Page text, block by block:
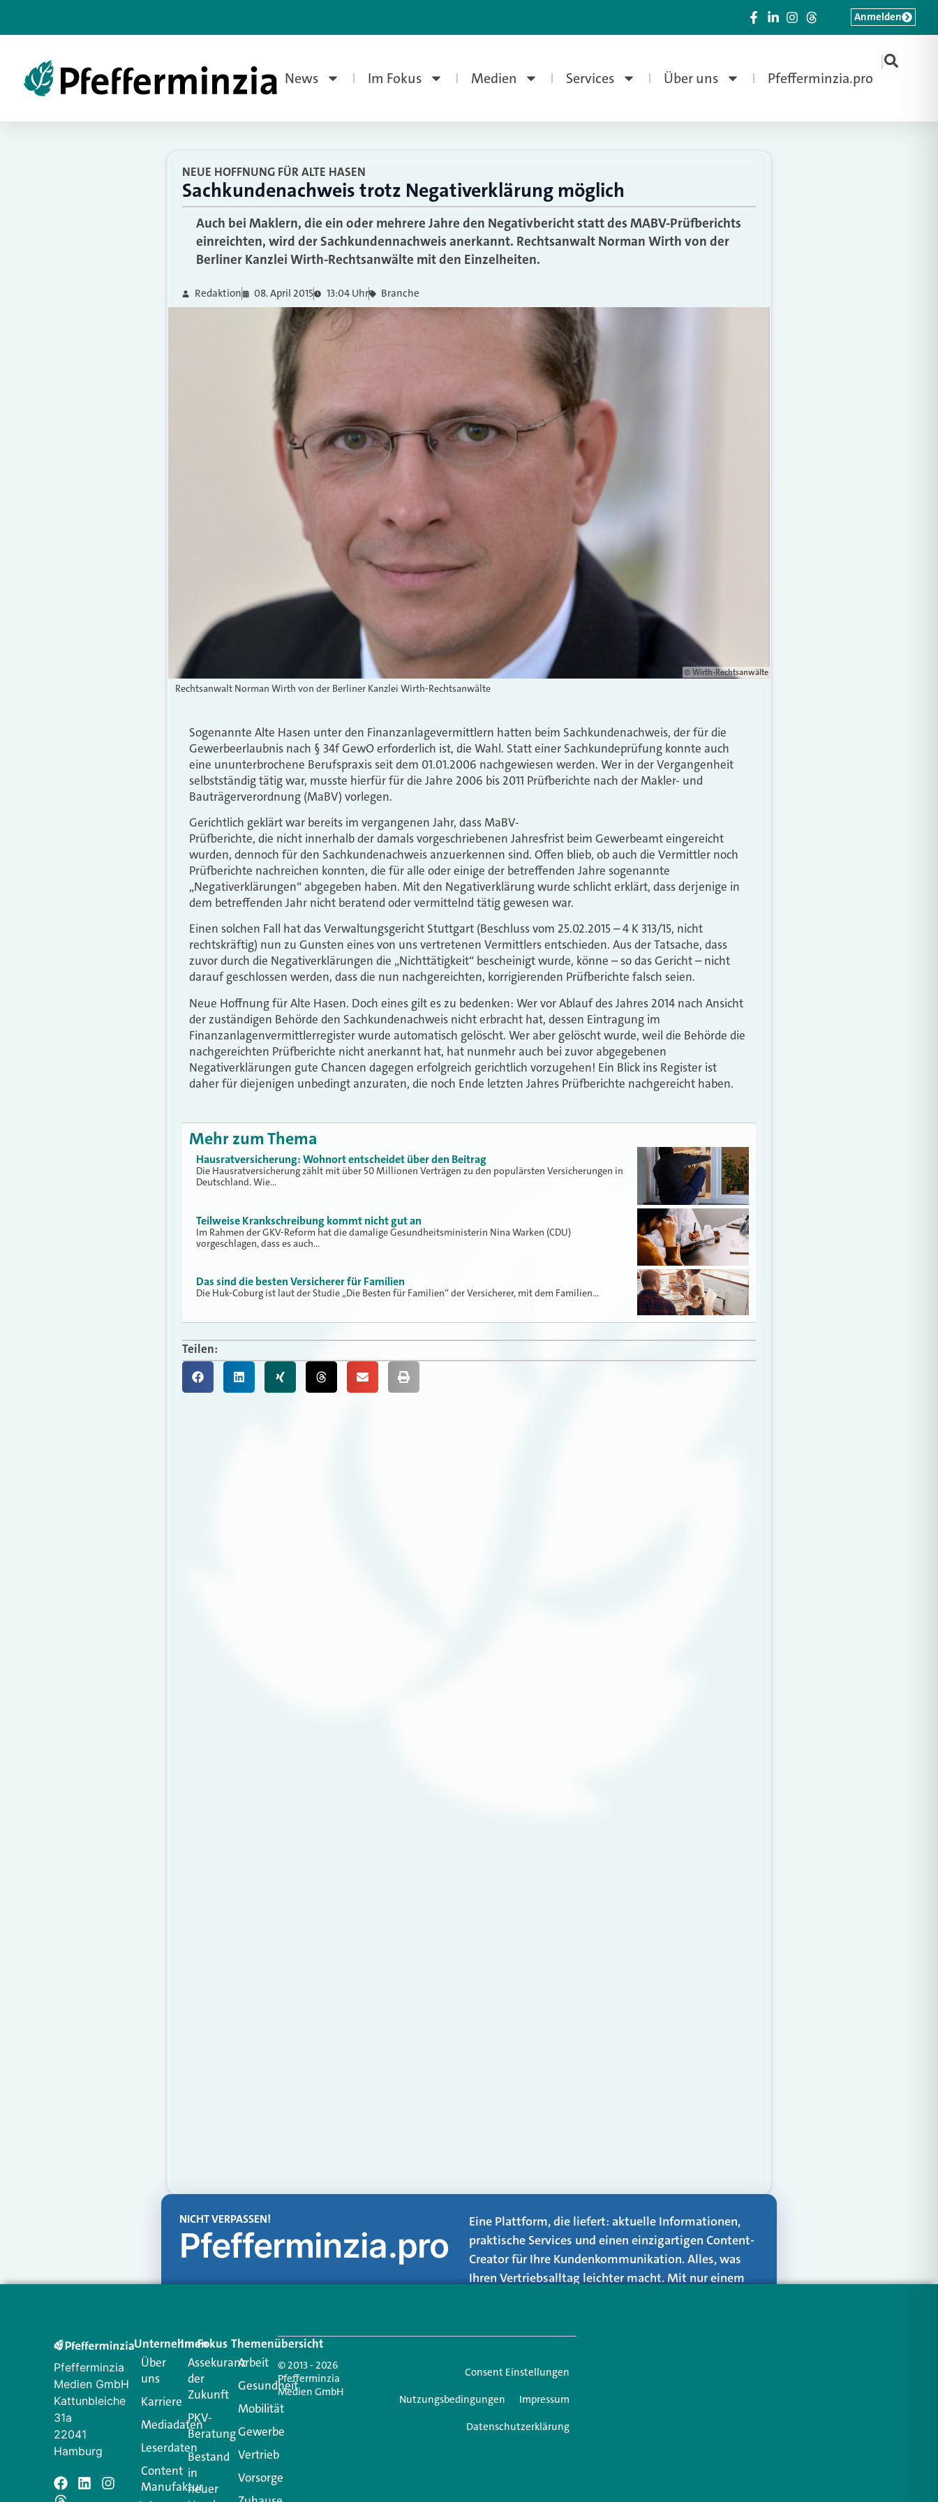
News Im Fokus Medien Services Über uns Pfefferminzia.pro
|
Anmelden
NEUE HOFFNUNG FÜR ALTE HASEN
Sachkundenachweis trotz Negativerklärung möglich
Auch bei Maklern, die ein oder mehrere Jahre den Negativbericht statt des MABV-Prüfberichts
einreichten, wird der Sachkundennachweis anerkannt. Rechtsanwalt Norman Wirth von der
Berliner Kanzlei Wirth-Rechtsanwälte mit den Einzelheiten.
Redaktion 08. April 2015 13:04 Uhr Branche
© Wirth-Rechtsanwälte
Rechtsanwalt Norman Wirth von der Berliner Kanzlei Wirth-Rechtsanwälte
Sogenannte Alte Hasen unter den Finanzanlagevermittlern hatten beim Sachkundenachweis, der für die
Gewerbeerlaubnis nach § 34f GewO erforderlich ist, die Wahl. Statt einer Sachkundeprüfung konnte auch
eine ununterbrochene Berufspraxis seit dem 01.01.2006 nachgewiesen werden. Wer in der Vergangenheit
selbstständig tätig war, musste hierfür für die Jahre 2006 bis 2011 Prüfberichte nach der Makler- und
Bauträgerverordnung (MaBV) vorlegen.
Gerichtlich geklärt war bereits im vergangenen Jahr, dass MaBV-
Prüfberichte, die nicht innerhalb der damals vorgeschriebenen Jahresfrist beim Gewerbeamt eingereicht
wurden, dennoch für den Sachkundenachweis anzuerkennen sind. Offen blieb, ob auch die Vermittler noch
Prüfberichte nachreichen konnten, die für alle oder einige der betreffenden Jahre sogenannte
„Negativerklärungen“ abgegeben haben. Mit den Negativerklärung wurde schlicht erklärt, dass derjenige in
dem betreffenden Jahr nicht beratend oder vermittelnd tätig gewesen war.
Einen solchen Fall hat das Verwaltungsgericht Stuttgart (Beschluss vom 25.02.2015 – 4 K 313/15, nicht
rechtskräftig) nun zu Gunsten eines von uns vertretenen Vermittlers entschieden. Aus der Tatsache, dass
zuvor durch die Negativerklärungen die „Nichttätigkeit“ bescheinigt wurde, könne – so das Gericht – nicht
darauf geschlossen werden, dass die nun nachgereichten, korrigierenden Prüfberichte falsch seien.
Neue Hoffnung für Alte Hasen. Doch eines gilt es zu bedenken: Wer vor Ablauf des Jahres 2014 nach Ansicht
der zuständigen Behörde den Sachkundenachweis nicht erbracht hat, dessen Eintragung im
Finanzanlagenvermittlerregister wurde automatisch gelöscht. Wer aber gelöscht wurde, weil die Behörde die
nachgereichten Prüfberichte nicht anerkannt hat, hat nunmehr auch bei zuvor abgegebenen
Negativerklärungen gute Chancen dagegen erfolgreich gerichtlich vorzugehen! Ein Blick ins Register ist
daher für diejenigen unbedingt anzuraten, die noch Ende letzten Jahres Prüfberichte nachgereicht haben.
Mehr zum Thema
Hausratversicherung: Wohnort entscheidet über den Beitrag
Die Hausratversicherung zählt mit über 50 Millionen Verträgen zu den populärsten Versicherungen in
Deutschland. Wie…
Teilweise Krankschreibung kommt nicht gut an
Im Rahmen der GKV-Reform hat die damalige Gesundheitsministerin Nina Warken (CDU)
vorgeschlagen, dass es auch…
Das sind die besten Versicherer für Familien
Die Huk-Coburg ist laut der Studie „Die Besten für Familien“ der Versicherer, mit dem Familien…
Teilen:
NICHT VERPASSEN!
Pfefferminzia.pro
Eine Plattform, die liefert: aktuelle Informationen,
praktische Services und einen einzigartigen Content-
Creator für Ihre Kundenkommunikation. Alles, was
Ihren Vertriebsalltag leichter macht. Mit nur einem
Schreiben Sie einen Kommentar
Pfefferminzia
Medien GmbH
Kattunbleiche
31a
22041
Hamburg
Unternehmen
Über
uns
Karriere
Mediadaten
Leserdaten
Content
Manufaktur
Im Fokus
Assekuranz
der
Zukunft
PKV-
Beratung
Bestand
in
neuer
Themenübersicht
Arbeit
Gesundheit
Mobilität
Gewerbe
Vertrieb
Vorsorge
© 2013 - 2026
Pfefferminzia
Medien GmbH
Consent Einstellungen
Nutzungsbedingungen
Impressum
Datenschutzerklärung